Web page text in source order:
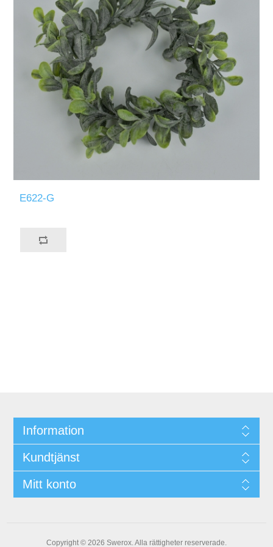
E622-G
Information
Kundtjänst
Mitt konto
Copyright © 2026 Swerox. Alla rättigheter reserverade.